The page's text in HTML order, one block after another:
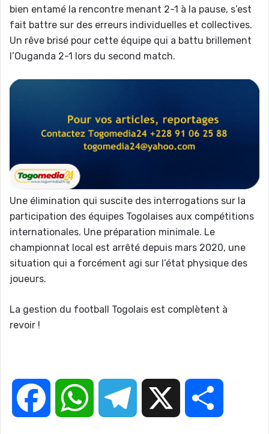
bien entamé la rencontre menant 2-1 à la pause, s’est
fait battre sur des erreurs individuelles et collectives.
Un rêve brisé pour cette équipe qui a battu brillement
l’Ouganda 2-1 lors du second match.
Une élimination qui suscite des interrogations sur la
participation des équipes Togolaises aux compétitions
internationales. Une préparation minimale. Le
championnat local est arrêté depuis mars 2020, une
situation qui a forcément agi sur l’état physique des
joueurs.
La gestion du football Togolais est complètent à
revoir !